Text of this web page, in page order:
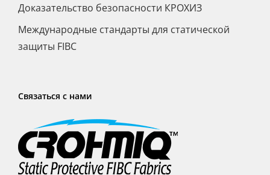
Доказательство безопасности КРОХИЗ
Международные стандарты для статической
защиты FIBC
Связаться с нами